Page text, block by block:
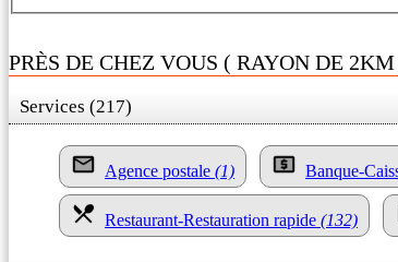
PRÈS DE CHEZ VOUS ( RAYON DE
Services (217)
Agence postale (1) Banque-
Restaurant-Restauration rapide (132)